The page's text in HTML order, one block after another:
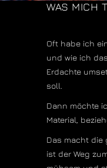
WAS MICH
Oft habe ich
und wie ich
Erdachte
soll.
Dann möchte
Material,
Das macht die
ist der Weg